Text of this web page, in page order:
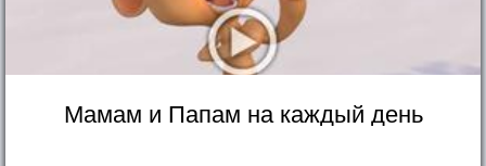
Мамам и Папам на каждый день